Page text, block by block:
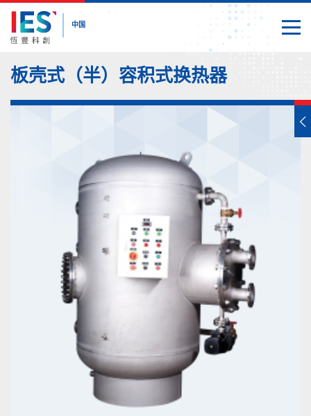
中国
切
板壳式（半）容积式换热器